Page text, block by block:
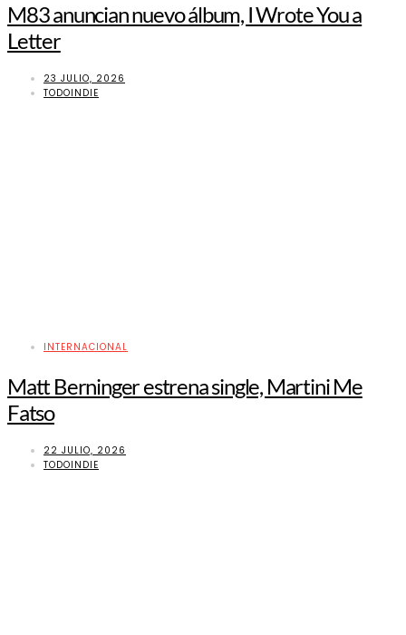
M83 anuncian nuevo álbum, I Wrote You a
Letter
23 JULIO, 2026
TODOINDIE
INTERNACIONAL
Matt Berninger estrena single, Martini Me
Fatso
22 JULIO, 2026
TODOINDIE